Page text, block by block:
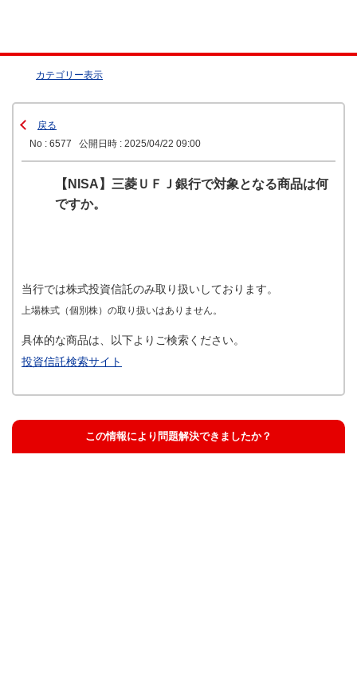
カテゴリー表示
戻る
No : 6577
公開日時 : 2025/04/22 09:00
【NISA】三菱ＵＦＪ銀行で対象となる商品は何
ですか。
当行では株式投資信託のみ取り扱いしております。
上場株式（個別株）の取り扱いはありません。
具体的な商品は、以下よりご検索ください。
投資信託検索サイト
この情報により問題解決できましたか？